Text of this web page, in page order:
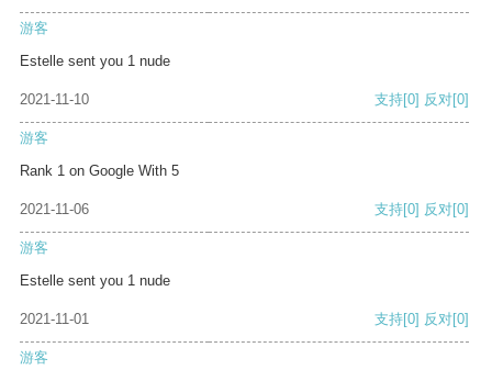
游客
Estelle sent you 1 nude
2021-11-10 支持[0] 反对[0]
游客
Rank 1 on Google With 5
2021-11-06 支持[0] 反对[0]
游客
Estelle sent you 1 nude
2021-11-01 支持[0] 反对[0]
游客